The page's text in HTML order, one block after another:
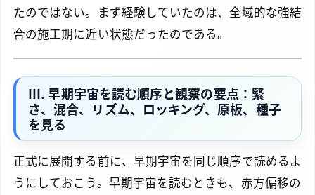
たのではない。まず経験していたのは、全域的な強結
合の施工期に近い状態だったのである。
III. 早期宇宙を読む順序と観察の要点：緊
さ、混合、リズム、ロッキング、原板、種子
を見る
正式に展開する前に、早期宇宙を同じ順序で読めるよ
うにしておこう。早期宇宙を読むときも、赤方偏移の